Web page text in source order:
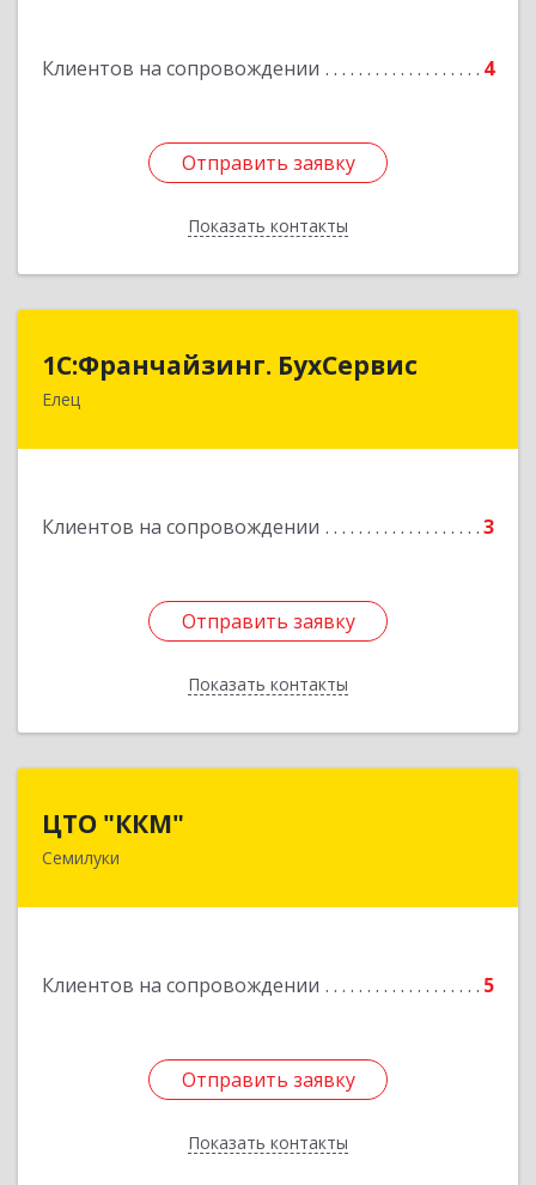
Клиентов на сопровождении 4
Отправить заявку
Показать контакты
Отправить заявку
Назад
1С:Франчайзинг. БухСервис
Елец
Клиентов на сопровождении 3
Отправить заявку
Показать контакты
1С:Франчайзинг. БухСервис
Отправить заявку
Назад
ЦТО "ККМ"
Семилуки
Клиентов на сопровождении 5
Отправить заявку
Показать контакты
Отправить заявку
Назад